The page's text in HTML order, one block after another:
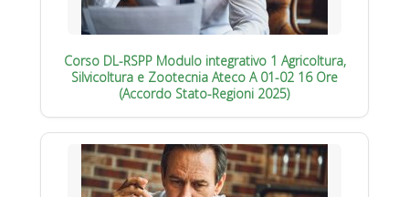
Corso DL-RSPP Modulo integrativo 1 Agricoltura,
Silvicoltura e Zootecnia Ateco A 01-02 16 Ore
(Accordo Stato-Regioni 2025)